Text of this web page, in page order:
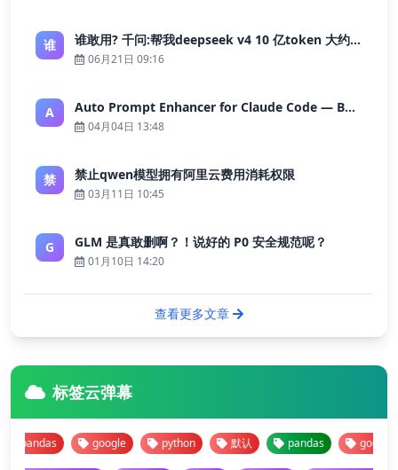
谁 谁敢用? 千问:帮我deepseek v4 10 亿token 大约多少花费 ?
06月21日 09:16
A Auto Prompt Enhancer for Claude Code — Building a Highly Reliable AI Programming Workflow
04月04日 13:48
禁 禁止qwen模型拥有阿里云费用消耗权限
03月11日 10:45
G GLM 是真敢删啊？！说好的 P0 安全规范呢？
01月10日 14:20
查看更多文章
标签云弹幕
google python 默认 pandas google